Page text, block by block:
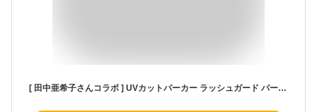
[ 田中亜希子さんコラボ ] UVカットパーカー ラッシュガード パーカー パンツ 2点セット [S222] レディース 20代 30代 40代 羽織り レタスオリジナルサイズ 亜希子 あきこ akiico 体型カバー プール 海 アウトドア プチ 低身長 旅行 小柄さん ウォーキング スポーツ観戦